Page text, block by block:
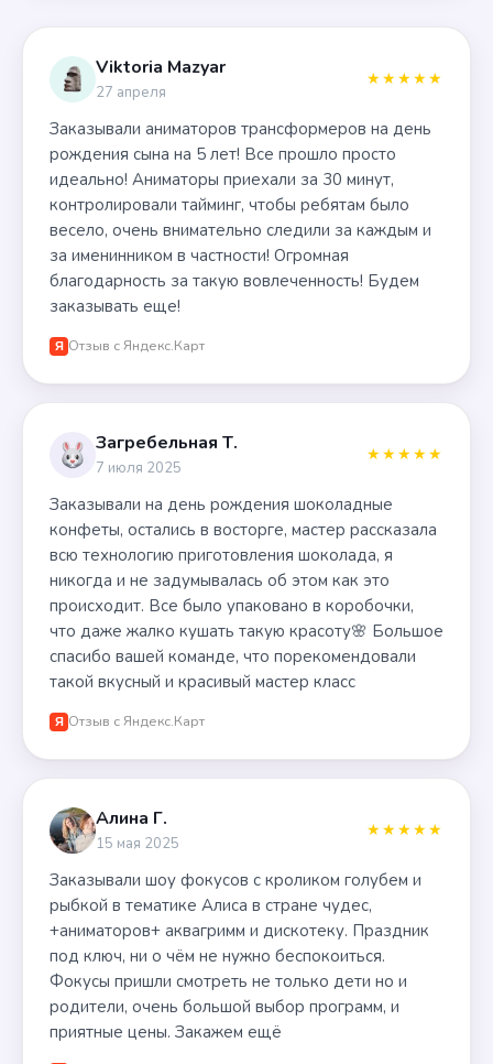
Viktoria Mazyar
27 апреля
★★★★★
Заказывали аниматоров трансформеров на день
рождения сына на 5 лет! Все прошло просто
идеально! Аниматоры приехали за 30 минут,
контролировали тайминг, чтобы ребятам было
весело, очень внимательно следили за каждым и
за именинником в частности! Огромная
благодарность за такую вовлеченность! Будем
заказывать еще!
Я Отзыв с Яндекс.Карт
Загребельная Т.
7 июля 2025
★★★★★
Заказывали на день рождения шоколадные
конфеты, остались в восторге, мастер рассказала
всю технологию приготовления шоколада, я
никогда и не задумывалась об этом как это
происходит. Все было упаковано в коробочки,
что даже жалко кушать такую красоту🌸 Большое
спасибо вашей команде, что порекомендовали
такой вкусный и красивый мастер класс
Я Отзыв с Яндекс.Карт
Алина Г.
15 мая 2025
★★★★★
Заказывали шоу фокусов с кроликом голубем и
рыбкой в тематике Алиса в стране чудес,
+аниматоров+ аквагримм и дискотеку. Праздник
под ключ, ни о чём не нужно беспокоиться.
Фокусы пришли смотреть не только дети но и
родители, очень большой выбор программ, и
приятные цены. Закажем ещё